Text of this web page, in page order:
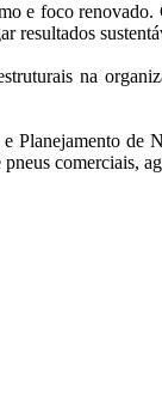
foco
resultados
na
Planejamento